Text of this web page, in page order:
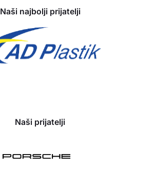
Naši najbolji prijatelji
Naši prijatelji